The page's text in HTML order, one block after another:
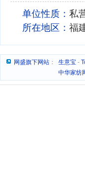
单位性质： 私
所在地区： 福
网盛旗下网站 ： 生意宝 -
中华家纺